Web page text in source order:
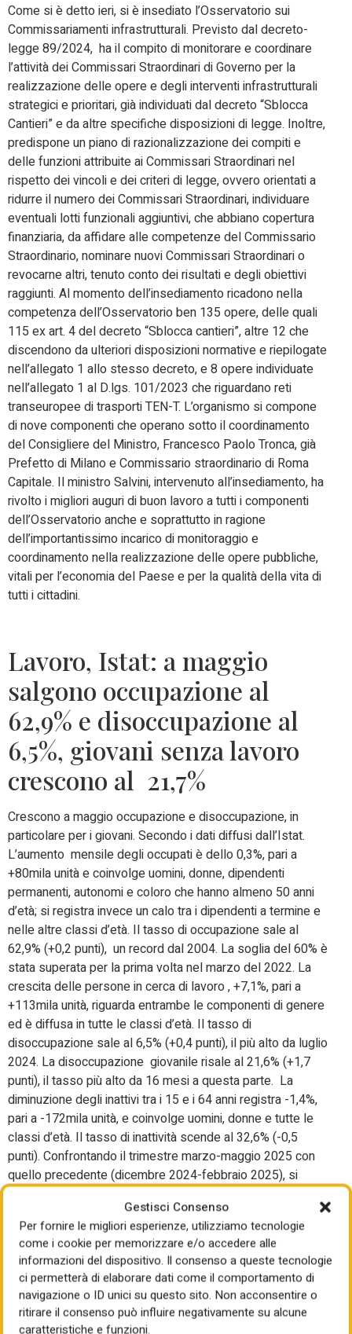
Gestisci Consenso
Per fornire le migliori esperienze, utilizziamo tecnologie
come i cookie per memorizzare e/o accedere alle
informazioni del dispositivo. Il consenso a queste tecnologie
ci permetterà di elaborare dati come il comportamento di
navigazione o ID unici su questo sito. Non acconsentire o
ritirare il consenso può influire negativamente su alcune
caratteristiche e funzioni.
Come si è detto ieri, si è insediato l’Osservatorio sui
Commissariamenti infrastrutturali. Previsto dal decreto-
legge 89/2024, ha il compito di monitorare e coordinare
l’attività dei Commissari Straordinari di Governo per la
realizzazione delle opere e degli interventi infrastrutturali
strategici e prioritari, già individuati dal decreto “Sblocca
Cantieri” e da altre specifiche disposizioni di legge. Inoltre,
predispone un piano di razionalizzazione dei compiti e
delle funzioni attribuite ai Commissari Straordinari nel
rispetto dei vincoli e dei criteri di legge, ovvero orientati a
ridurre il numero dei Commissari Straordinari, individuare
eventuali lotti funzionali aggiuntivi, che abbiano copertura
finanziaria, da affidare alle competenze del Commissario
Straordinario, nominare nuovi Commissari Straordinari o
revocarne altri, tenuto conto dei risultati e degli obiettivi
raggiunti. Al momento dell’insediamento ricadono nella
competenza dell’Osservatorio ben 135 opere, delle quali
115 ex art. 4 del decreto “Sblocca cantieri”, altre 12 che
discendono da ulteriori disposizioni normative e riepilogate
nell’allegato 1 allo stesso decreto, e 8 opere individuate
nell’allegato 1 al D.lgs. 101/2023 che riguardano reti
transeuropee di trasporti TEN-T. L’organismo si compone
di nove componenti che operano sotto il coordinamento
del Consigliere del Ministro, Francesco Paolo Tronca, già
Prefetto di Milano e Commissario straordinario di Roma
Capitale. Il ministro Salvini, intervenuto all’insediamento, ha
rivolto i migliori auguri di buon lavoro a tutti i componenti
dell’Osservatorio anche e soprattutto in ragione
dell’importantissimo incarico di monitoraggio e
coordinamento nella realizzazione delle opere pubbliche,
vitali per l’economia del Paese e per la qualità della vita di
tutti i cittadini.
Lavoro, Istat: a maggio
salgono occupazione al
62,9% e disoccupazione al
6,5%, giovani senza lavoro
crescono al 21,7%
Crescono a maggio occupazione e disoccupazione, in
particolare per i giovani. Secondo i dati diffusi dall’Istat.
L’aumento mensile degli occupati è dello 0,3%, pari a
+80mila unità e coinvolge uomini, donne, dipendenti
permanenti, autonomi e coloro che hanno almeno 50 anni
d’età; si registra invece un calo tra i dipendenti a termine e
nelle altre classi d’età. Il tasso di occupazione sale al
62,9% (+0,2 punti), un record dal 2004. La soglia del 60% è
stata superata per la prima volta nel marzo del 2022. La
crescita delle persone in cerca di lavoro , +7,1%, pari a
+113mila unità, riguarda entrambe le componenti di genere
ed è diffusa in tutte le classi d’età. Il tasso di
disoccupazione sale al 6,5% (+0,4 punti), il più alto da luglio
2024. La disoccupazione giovanile risale al 21,6% (+1,7
punti), il tasso più alto da 16 mesi a questa parte. La
diminuzione degli inattivi tra i 15 e i 64 anni registra -1,4%,
pari a -172mila unità, e coinvolge uomini, donne e tutte le
classi d’età. Il tasso di inattività scende al 32,6% (-0,5
punti). Confrontando il trimestre marzo-maggio 2025 con
quello precedente (dicembre 2024-febbraio 2025), si
confronto trimestrale, crescono le persone in cerca di
lavoro (+0,8%, pari a +13mila unità) e diminuiscono gli
inattivi di 15-64 anni (-0,8%, pari a -94mila unità). A maggio
2025, il numero di occupati supera quello di maggio 2024
dell’1,7% (+408mila unità); l’aumento riguarda gli uomini, le
donne, i 25-34enni e gli ultra 50enni, a fronte di una
diminuzione tra i 15-24enni e i